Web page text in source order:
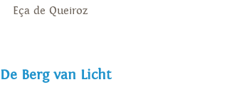
Eça de Queiroz
De Berg van Licht